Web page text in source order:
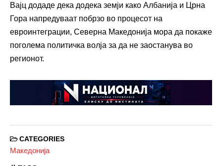
Вајц додаде дека додека земји како Албанија и Црна
Гора напредуваат побрзо во процесот на
евроинтеграции, Северна Македонија мора да покаже
поголема политичка волја за да не заостанува во
регионот.
CATEGORIES
Македонија